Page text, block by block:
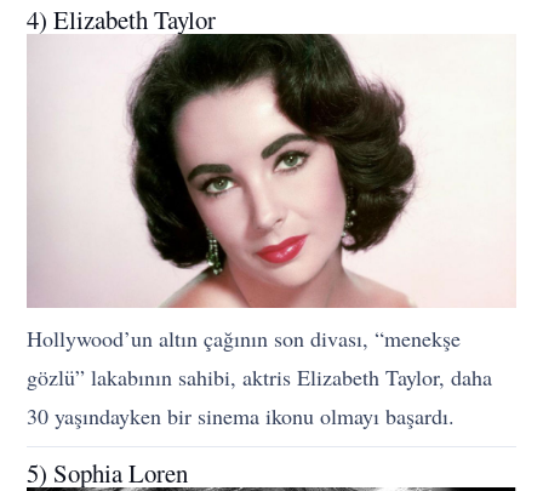
4) Elizabeth Taylor
Hollywood’un altın çağının son divası, “menekşe
gözlü” lakabının sahibi, aktris Elizabeth Taylor, daha
30 yaşındayken bir sinema ikonu olmayı başardı.
5) Sophia Loren